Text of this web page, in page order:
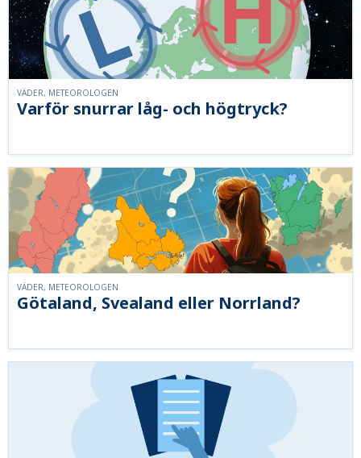
Varför snurrar låg- och högtryck?
VÄDER, METEOROLOGEN
Götaland, Svealand eller Norrland?
VÄDER, METEOROLOGEN